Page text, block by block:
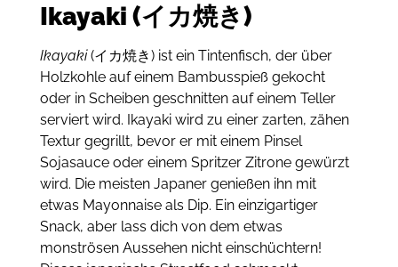
Ikayaki (イカ焼き)
Ikayaki(イカ焼き) ist ein Tintenfisch, der über
Holzkohle auf einem Bambusspieß gekocht
oder in Scheiben geschnitten auf einem Teller
serviert wird. Ikayaki wird zu einer zarten, zähen
Textur gegrillt, bevor er mit einem Pinsel
Sojasauce oder einem Spritzer Zitrone gewürzt
wird. Die meisten Japaner genießen ihn mit
etwas Mayonnaise als Dip. Eineinzigartiger
Snack, aber lass dich von dem etwas
monströsen Aussehen nicht einschüchtern!